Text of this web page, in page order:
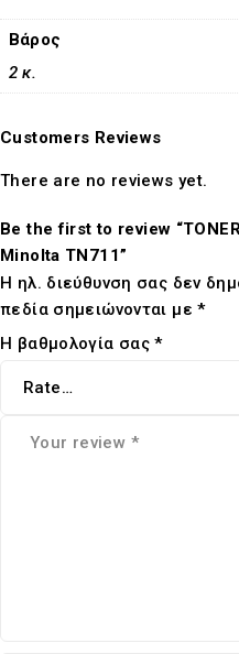
Βάρος
2 κ.
Customers Reviews
There are no reviews yet.
Be the first to review
Minolta TN711”
Η ηλ. διεύθυνση σας δεν
πεδία σημειώνονται με*
Η βαθμολογία σας*